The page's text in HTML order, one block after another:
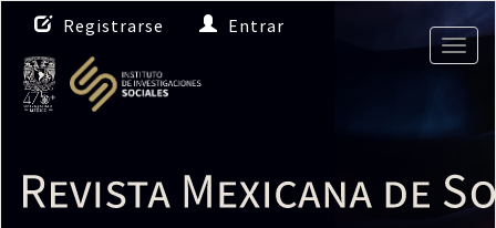
N
a
v
e
g
i
ó
Registrarse Entrar